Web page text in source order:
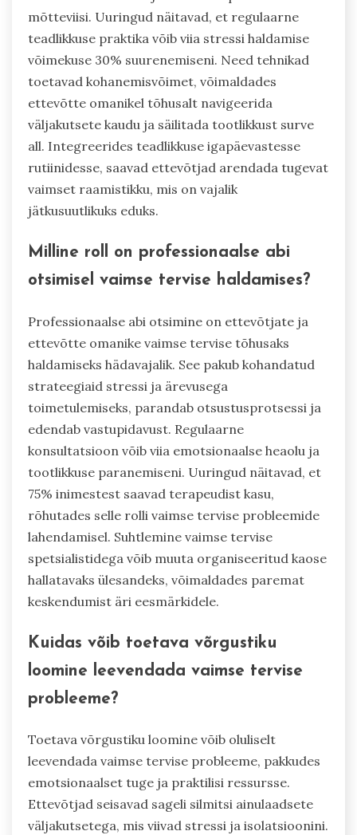
mõtteviisi. Uuringud näitavad, et regulaarne
teadlikkuse praktika võib viia stressi haldamise
võimekuse 30% suurenemiseni. Need tehnikad
toetavad kohanemisvõimet, võimaldades
ettevõtte omanikel tõhusalt navigeerida
väljakutsete kaudu ja säilitada tootlikkust surve
all. Integreerides teadlikkuse igapäevastesse
rutiinidesse, saavad ettevõtjad arendada tugevat
vaimset raamistikku, mis on vajalik
jätkusuutlikuks eduks.
Milline roll on professionaalse abi
otsimisel vaimse tervise haldamises?
Professionaalse abi otsimine on ettevõtjate ja
ettevõtte omanike vaimse tervise tõhusaks
haldamiseks hädavajalik. See pakub kohandatud
strateegiaid stressi ja ärevusega
toimetulemiseks, parandab otsustusprotsessi ja
edendab vastupidavust. Regulaarne
konsultatsioon võib viia emotsionaalse heaolu ja
tootlikkuse paranemiseni. Uuringud näitavad, et
75% inimestest saavad terapeudist kasu,
rõhutades selle rolli vaimse tervise probleemide
lahendamisel. Suhtlemine vaimse tervise
spetsialistidega võib muuta organiseeritud kaose
hallatavaks ülesandeks, võimaldades paremat
keskendumist äri eesmärkidele.
Kuidas võib toetava võrgustiku
loomine leevendada vaimse tervise
probleeme?
Toetava võrgustiku loomine võib oluliselt
leevendada vaimse tervise probleeme, pakkudes
emotsionaalset tuge ja praktilisi ressursse.
Ettevõtjad seisavad sageli silmitsi ainulaadsete
väljakutsetega, mis viivad stressi ja isolatsioonini.